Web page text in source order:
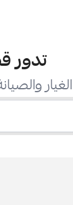
تدور